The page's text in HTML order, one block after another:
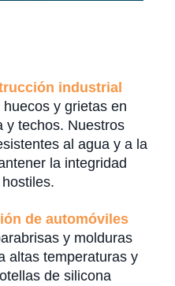
industrial
y grietas en
y techos. Nuestros
al agua y a la
la integridad
de automóviles
y molduras
altas temperaturas y
de silicona